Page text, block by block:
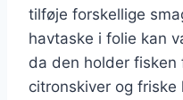
tilføje forskellige
havtaske i folie kan
da den holder
citronskiver og